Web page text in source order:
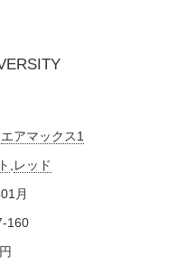
エアマックス1
レッド
月
160